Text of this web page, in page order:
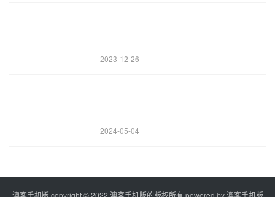
2023-12-26
2024-05-04
澳客手机版 copyright © 2022 澳客手机版的版权所有 powered by澳客手机版